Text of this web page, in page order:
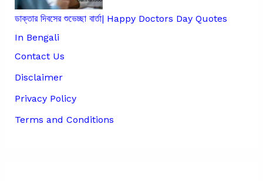
ডাক্তার দিবসের শুভেচ্ছা বার্তা| Happy Doctors Day Quotes
In Bengali
Contact Us
Disclaimer
Privacy Policy
Terms and Conditions